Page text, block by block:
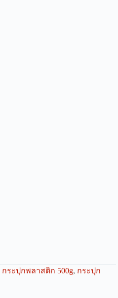
กระปุกพลาสติก 500g, กระปุก